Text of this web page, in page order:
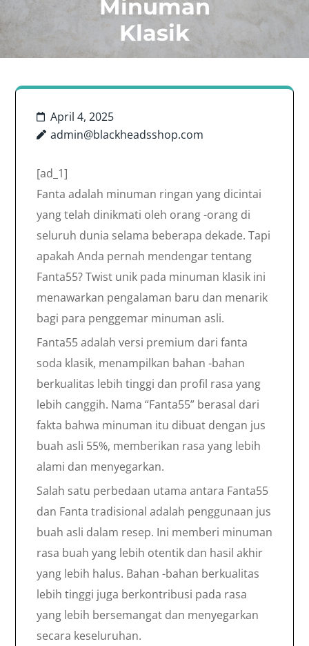
Minuman
Klasik
April 4, 2025
admin@blackheadsshop.com
[ad_1]
Fanta adalah minuman ringan yang dicintai
yang telah dinikmati oleh orang -orang di
seluruh dunia selama beberapa dekade. Tapi
apakah Anda pernah mendengar tentang
Fanta55? Twist unik pada minuman klasik ini
menawarkan pengalaman baru dan menarik
bagi para penggemar minuman asli.
Fanta55 adalah versi premium dari fanta
soda klasik, menampilkan bahan -bahan
berkualitas lebih tinggi dan profil rasa yang
lebih canggih. Nama “Fanta55” berasal dari
fakta bahwa minuman itu dibuat dengan jus
buah asli 55%, memberikan rasa yang lebih
alami dan menyegarkan.
Salah satu perbedaan utama antara Fanta55
dan Fanta tradisional adalah penggunaan jus
buah asli dalam resep. Ini memberi minuman
rasa buah yang lebih otentik dan hasil akhir
yang lebih halus. Bahan -bahan berkualitas
lebih tinggi juga berkontribusi pada rasa
yang lebih bersemangat dan menyegarkan
secara keseluruhan.